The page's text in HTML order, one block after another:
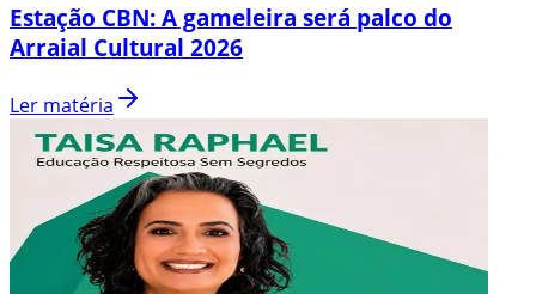
Estação CBN: A gameleira será palco do
Arraial Cultural 2026
Ler matéria